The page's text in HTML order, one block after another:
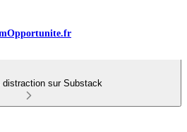
distraction sur Substack